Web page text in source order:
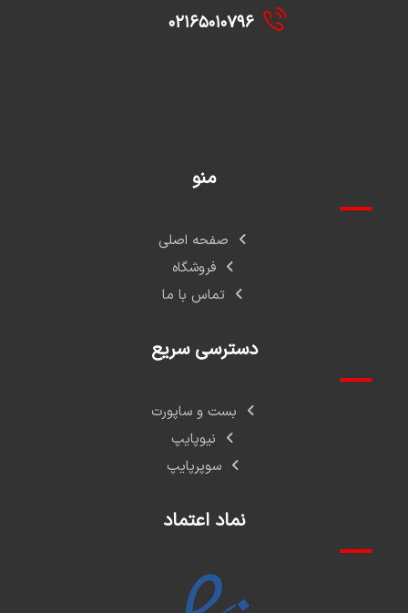
۰۲۱۶۵۰۱۰۷۹۶
منو
صفحه اصلی
فروشگاه
تماس با ما
دسترسی سریع
بست و ساپورت
نیوپایپ
سوپرپایپ
نماد اعتماد